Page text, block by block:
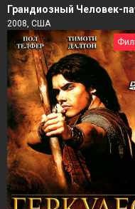
Грандиозный Человек-
2008, США